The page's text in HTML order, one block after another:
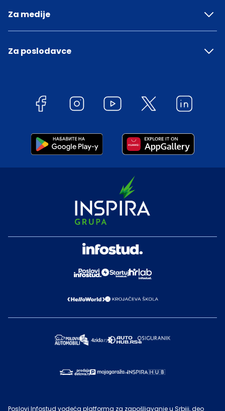
Za medije
Za poslodavce
Poslovi Infostud vodeća platforma za zapošljavanje u Srbiji, deo